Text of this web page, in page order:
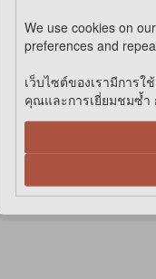
the pet's face.
วณใบหน้าสูตร 3+1 บำรุง
We use cookies on
preferences and
เว็บไซต์ของเรามีการ
คุณและการเยี่ยมชมซ้ำ